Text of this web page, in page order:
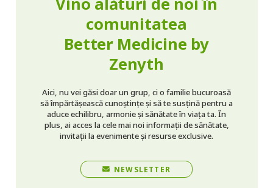
comunitatea
Better Medicine by
Zenyth
Aici, nu vei găsi doar un grup, ci o familie bucuroasă
să împărtășească cunoștințe și să te susțină pentru a
aduce echilibru, armonie și sănătate în viața ta. În
plus, ai acces la cele mai noi informații de sănătate,
invitații la evenimente și resurse exclusive.
NEWSLETTER